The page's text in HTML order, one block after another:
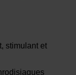
stimulant et